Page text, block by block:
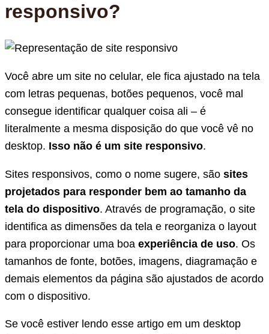
responsivo?
Você abre um site no celular, ele fica ajustado na tela
com letras pequenas, botões pequenos, você mal
consegue identificar qualquer coisa ali – é
literalmente a mesma disposição do que você vê no
desktop. Isso não é um site responsivo.
Sites responsivos, como o nome sugere, são sites
projetados para responder bem ao tamanho da
tela do dispositivo. Através de programação, o site
identifica as dimensões da tela e reorganiza o layout
para proporcionar uma boa experiência de uso. Os
tamanhos de fonte, botões, imagens, diagramação e
demais elementos da página são ajustados de acordo
com o dispositivo.
Se você estiver lendo esse artigo em um desktop